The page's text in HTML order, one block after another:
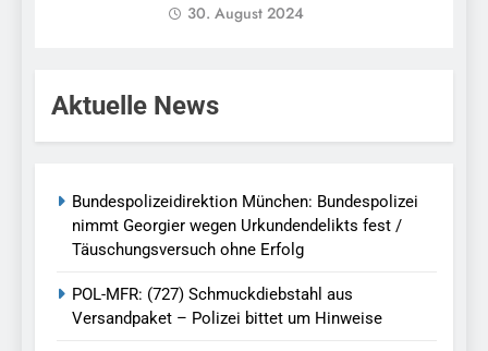
30. August 2024
Aktuelle News
Bundespolizeidirektion München: Bundespolizei
nimmt Georgier wegen Urkundendelikts fest /
Täuschungsversuch ohne Erfolg
POL-MFR: (727) Schmuckdiebstahl aus
Versandpaket – Polizei bittet um Hinweise